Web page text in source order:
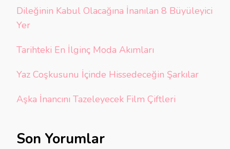
Dileğinin Kabul Olacağına İnanılan 8 Büyüleyici
Yer
Tarihteki En İlginç Moda Akımları
Yaz Coşkusunu İçinde Hissedeceğin Şarkılar
Aşka İnancını Tazeleyecek Film Çiftleri
Son Yorumlar